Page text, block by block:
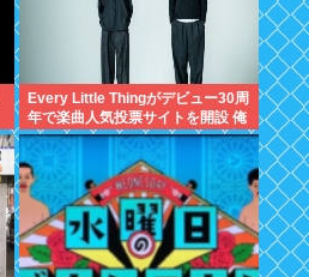
Every Little Thingがデビュー30周
年で楽曲人気投票サイトを開設 俺
はもちろんFace the Changeに入
れてきたぞ